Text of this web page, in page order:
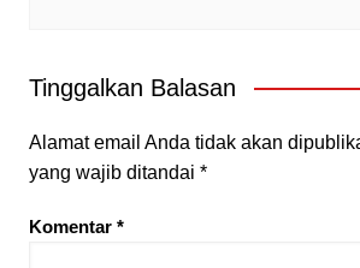
Tinggalkan Balasan
Alamat email Anda tidak akan
yang wajib ditandai *
Komentar *